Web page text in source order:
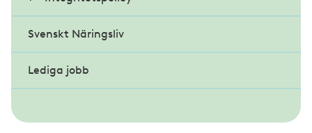
Behandling av personuppgifter
Svenskt Näringsliv
Lediga jobb